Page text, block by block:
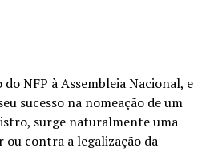
NFP à Assembleia Nacional, e
sucesso na nomeação de um
surge naturalmente uma
ou contra a legalização da